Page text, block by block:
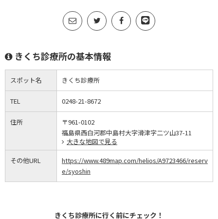
きくち診療所の基本情報
スポット名 きくち診療所
TEL 0248-21-8672
住所
〒961-0102
福島県西白河郡中島村大字滑津字二ツ山37-11
大きな地図で見る
その他URL
https://www.489map.com/helios/A9723466/reserv
e/syoshin
きくち診療所に行く前にチェック！